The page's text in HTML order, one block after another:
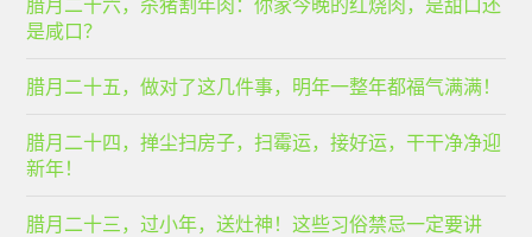
是咸口？
腊月二十五，做对了这几件事，明年一整年都福气满满！
腊月二十四，掸尘扫房子，扫霉运，接好运，干干净净迎
新年！
腊月二十三，过小年，送灶神！这些习俗禁忌一定要讲